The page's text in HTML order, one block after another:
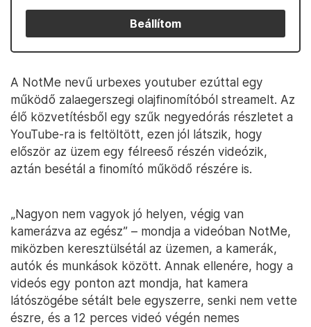
Beállítom
A NotMe nevű urbexes youtuber ezúttal egy
működő zalaegerszegi olajfinomítóból streamelt. Az
élő közvetítésből egy szűk negyedórás részletet a
YouTube-ra is feltöltött, ezen jól látszik, hogy
először az üzem egy félreeső részén videózik,
aztán besétál a finomító működő részére is.
„Nagyon nem vagyok jó helyen, végig van
kamerázva az egész” – mondja a videóban NotMe,
miközben keresztülsétál az üzemen, a kamerák,
autók és munkások között. Annak ellenére, hogy a
videós egy ponton azt mondja, hat kamera
látószögébe sétált bele egyszerre, senki nem vette
észre, és a 12 perces videó végén nemes